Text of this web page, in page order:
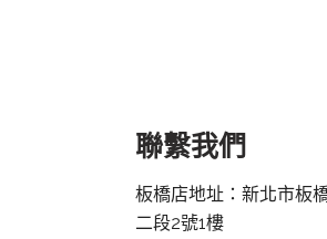
聯繫我們
板橋店地址：新北市板
二段2號1樓